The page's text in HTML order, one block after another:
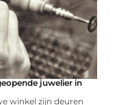
juwelier in
winkel zijn deuren